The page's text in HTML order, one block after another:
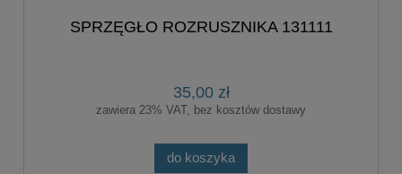
SPRZĘGŁO ROZRUSZNIKA 131111
35,00 zł
zawiera 23% VAT, bez kosztów dostawy
do koszyka